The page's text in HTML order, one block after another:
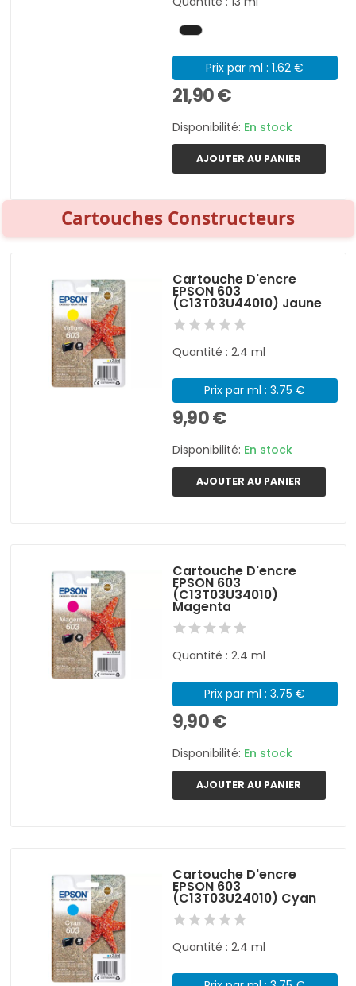
Prix par ml : 1.62 €
21,90 €
Disponibilité: En stock
AJOUTER AU PANIER
Cartouches Constructeurs
Cartouche D'encre
EPSON 603
(C13T03U44010) Jaune
Quantité : 2.4 ml
Prix par ml : 3.75 €
9,90 €
Disponibilité: En stock
AJOUTER AU PANIER
Cartouche D'encre
EPSON 603
(C13T03U34010)
Magenta
Quantité : 2.4 ml
Prix par ml : 3.75 €
9,90 €
Disponibilité: En stock
AJOUTER AU PANIER
Cartouche D'encre
EPSON 603
(C13T03U24010) Cyan
Quantité : 2.4 ml